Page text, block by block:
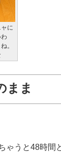
に
。
まま
うと48時間